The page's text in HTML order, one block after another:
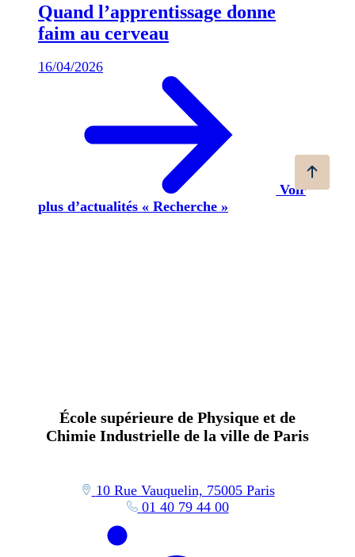
Quand l’apprentissage donne
faim au cerveau
16/04/2026
Voir
plus d’actualités « Recherche »
École supérieure de Physique et de
Chimie Industrielle de la ville de Paris
10 Rue Vauquelin, 75005 Paris
01 40 79 44 00